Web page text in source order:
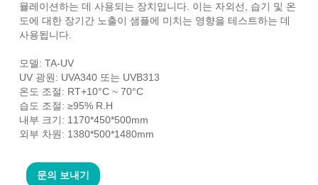
뮬레이션하는 데 사용되는 장치입니다. 이는 자외선, 습기 및 온
도에 대한 장기간 노출이 샘플에 미치는 영향을 테스트하는 데
사용됩니다.
모델: TA-UV
UV 광원: UVA340 또는 UVB313
온도 조절: RT+10°C ~ 70°C
습도 조절: ≥95% R.H
내부 크기: 1170*450*500mm
외부 차원: 1380*500*1480mm
문의 보내기